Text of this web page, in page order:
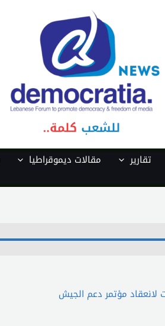
تقارير مقالات ديموقراطيا
لانعقاد مؤتمر دعم الجيش